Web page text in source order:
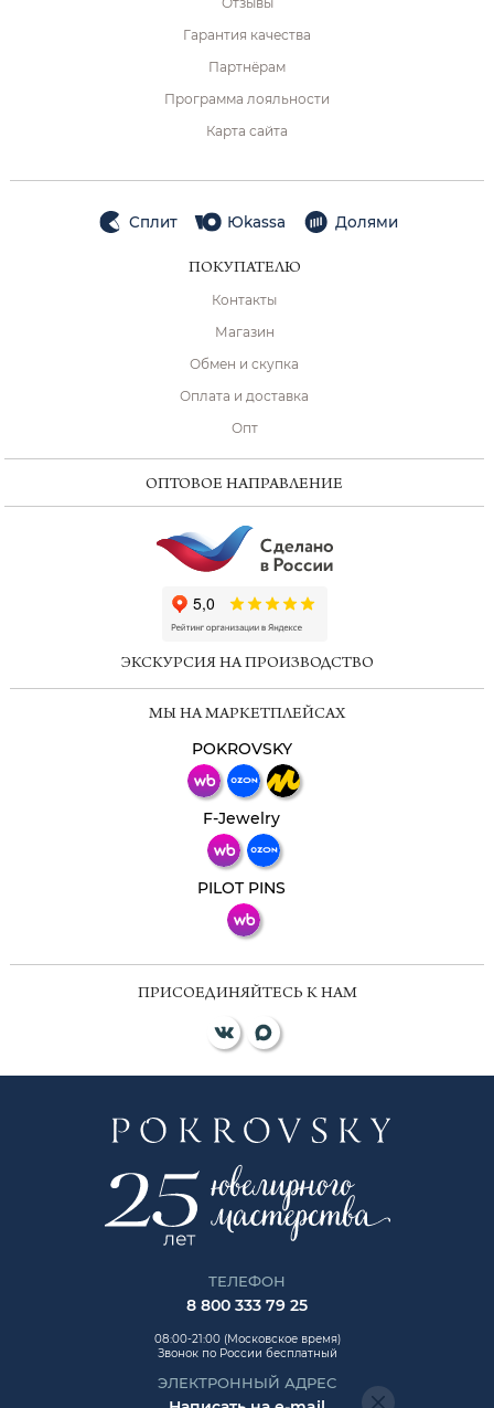
Гарантия качества
Партнёрам
Программа лояльности
Карта сайта
Сплит Юkassa Долями
ПОКУПАТЕЛЮ
Контакты
Магазин
Обмен и скупка
Оплата и доставка
Опт
ОПТОВОЕ НАПРАВЛЕНИЕ
ЭКСКУРСИЯ НА ПРОИЗВОДСТВО
МЫ НА МАРКЕТПЛЕЙСАХ
POKROVSKY
F-Jewelry
PILOT PINS
ПРИСОЕДИНЯЙТЕСЬ К НАМ
ТЕЛЕФОН
8 800 333 79 25
08:00-21:00 (Московское время)
Звонок по России бесплатный
ЭЛЕКТРОННЫЙ АДРЕС